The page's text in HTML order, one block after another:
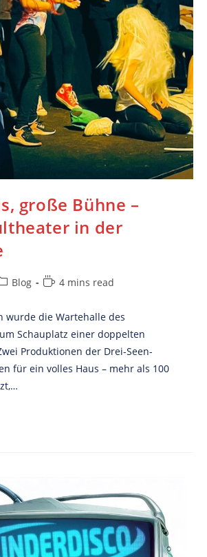
große Bühne –
in der
Blog
Reading
4 mins read
wurde die Wartehalle des
Schauplatz einer doppelten
Produktionen der Drei-Seen-
für ein volles Haus – mehr als 100